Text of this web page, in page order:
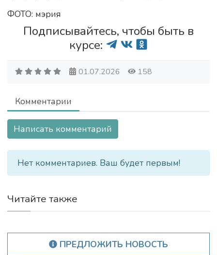
ФОТО: мэрия
Подписывайтесь, чтобы быть в
курсе:
01.07.2026 158
Комментарии
Написать комментарий
Нет комментариев. Ваш будет первым!
Читайте также
ПРЕДЛОЖИТЬ НОВОСТЬ